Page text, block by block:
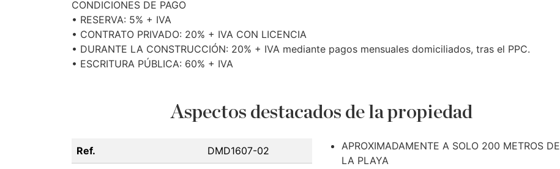
CONDICIONES DE PAGO
• RESERVA: 5% + IVA
• CONTRATO PRIVADO: 20% + IVA CON LICENCIA
• DURANTE LA CONSTRUCCIÓN: 20% + IVA mediante pagos mensuales domiciliados, tras el PPC.
• ESCRITURA PÚBLICA: 60% + IVA
Aspectos destacados de la propiedad
Ref. DMD1607-02
APROXIMADAMENTE A SOLO 200 METROS DE
LA PLAYA